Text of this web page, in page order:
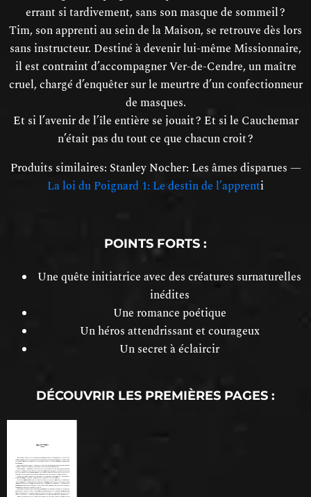
errant si tardivement, sans son masque de sommeil ?
Tim, son apprenti au sein de la Maison, se retrouve dès lors
sans instructeur. Destiné à devenir lui-même Missionnaire,
il est contraint d’accompagner Ver-de-Cendre, un maître
cruel, chargé d’enquêter sur le meurtre d’un confectionneur
de masques.
Et si l’avenir de l’île entière se jouait ? Et si le Cauchemar
n’était pas du tout ce que chacun croit ?
Produits similaires: Stanley Nocher: Les âmes disparues —
La loi du Poignard 1: Le destin de l’apprenti
POINTS FORTS :
Une quête initiatrice avec des créatures surnaturelles
inédites
Une romance poétique
Un héros attendrissant et courageux
Un secret à éclaircir
DÉCOUVRIR LES PREMIÈRES PAGES :